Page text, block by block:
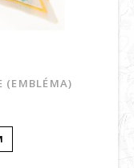
(EMBLÉMA)